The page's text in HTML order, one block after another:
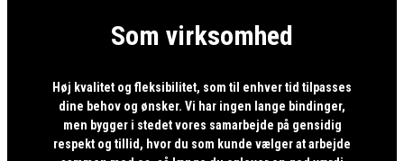
Som virksomhed
Høj kvalitet og fleksibilitet, som til enhver tid tilpasses
dine behov og ønsker. Vi har ingen lange bindinger,
men bygger i stedet vores samarbejde på gensidig
respekt og tillid, hvor du som kunde vælger at arbejde